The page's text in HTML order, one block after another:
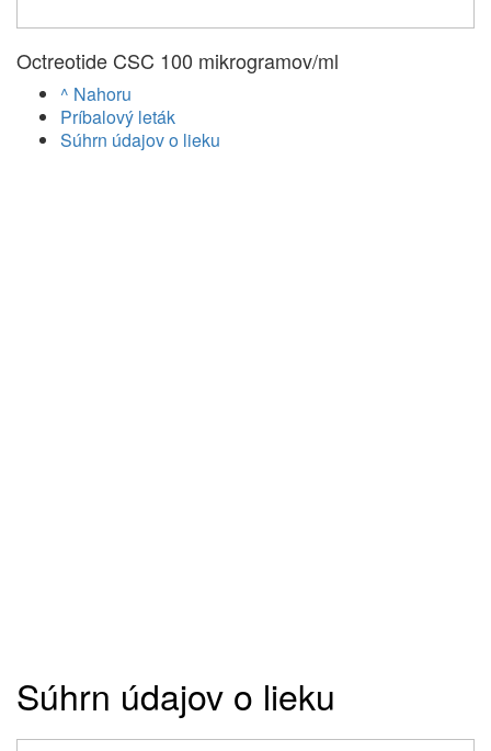
Octreotide CSC 100 mikrogramov/ml
^ Nahoru
Príbalový leták
Súhrn údajov o lieku
Súhrn údajov o lieku